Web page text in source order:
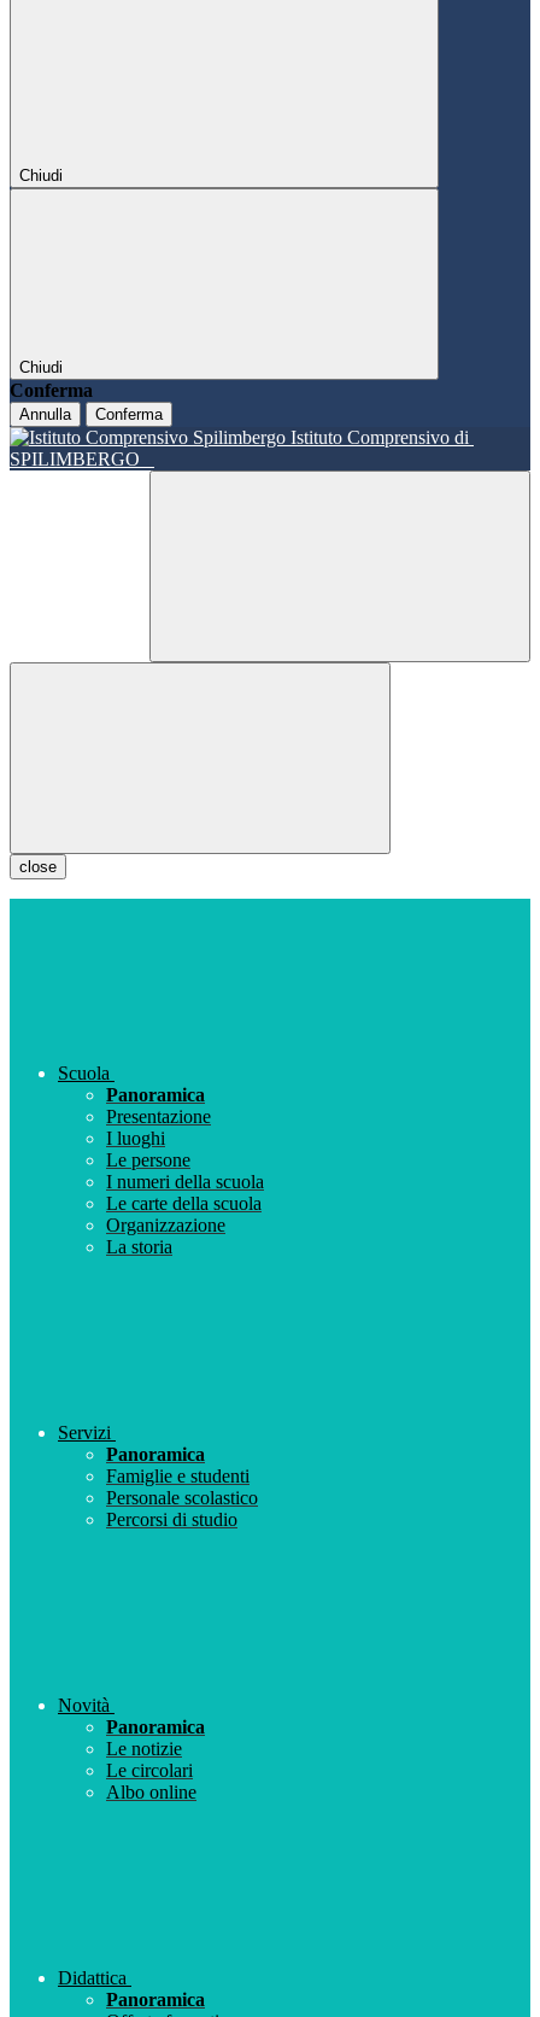
Chiudi
Chiudi
Conferma
Annulla Conferma
Istituto Comprensivo di
SPILIMBERGO
close
Scuola
Panoramica
Presentazione
I luoghi
Le persone
I numeri della scuola
Le carte della scuola
Organizzazione
La storia
Servizi
Panoramica
Famiglie e studenti
Personale scolastico
Percorsi di studio
Novità
Panoramica
Le notizie
Le circolari
Albo online
Didattica
Panoramica